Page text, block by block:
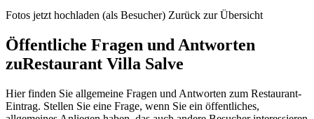
Fotos jetzt hochladen (als Besucher) Zurück zur Übersicht
Öffentliche Fragen und Antworten
zuRestaurant Villa Salve
Hier finden Sie allgemeine Fragen und Antworten zum Restaurant-
Eintrag. Stellen Sie eine Frage, wenn Sie ein öffentliches,